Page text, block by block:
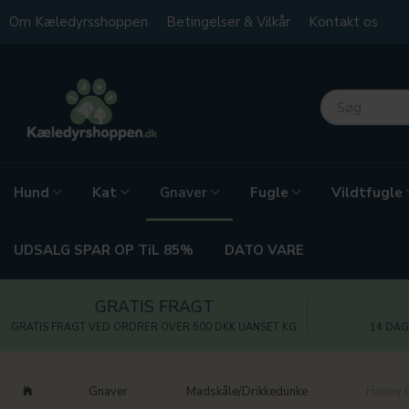
Om Kæledyrsshoppen Betingelser & Vilkår Kontakt os
Hund Kat Gnaver Fugle Vildtfugle
UDSALG SPAR OP TiL 85% DATO VARE
GRATIS FRAGT
GRATIS FRAGT VED ORDRER OVER 500 DKK UANSET KG 14
Gnaver Madskåle/Drikkedunke